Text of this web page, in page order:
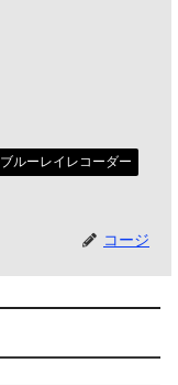
ブルーレイレコーダー
コージ